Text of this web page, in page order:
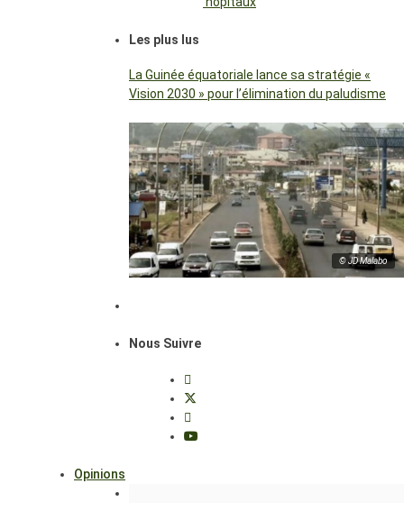
Les plus lus
La Guinée équatoriale lance sa stratégie «
Vision 2030 » pour l’élimination du paludisme
© JD Malabo
Nous Suivre
Opinions